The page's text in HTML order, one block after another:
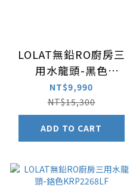
LOLAT無鉛RO廚房三
用水龍頭-黑色
KRP2258LF-Z
NT$9,990
NT$15,300
ADD TO CART